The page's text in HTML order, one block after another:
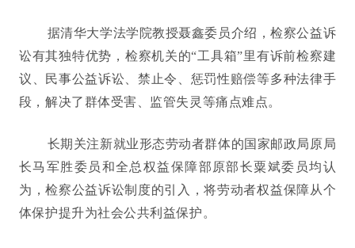
据清华大学法学院教授聂鑫委员介绍，检察公益诉
讼有其独特优势，检察机关的“工具箱”里有诉前检察建
议、民事公益诉讼、禁止令、惩罚性赔偿等多种法律手
段，解决了群体受害、监管失灵等痛点难点。
长期关注新就业形态劳动者群体的国家邮政局原局
长马军胜委员和全总权益保障部原部长粟斌委员均认
为，检察公益诉讼制度的引入，将劳动者权益保障从个
体保护提升为社会公共利益保护。